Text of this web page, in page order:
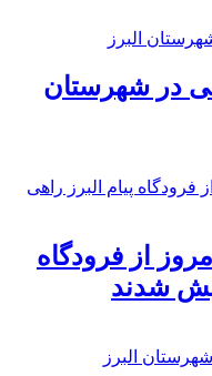
صنفی در شهرستان
از فرودگاه
شدند